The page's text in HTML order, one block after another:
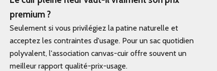
premium ?
Seulement si vous privilégiez la patine naturelle et
acceptez les contraintes d'usage. Pour un sac quotidien
polyvalent, l'association canvas-cuir offre souvent un
meilleur rapport qualité-prix-usage.